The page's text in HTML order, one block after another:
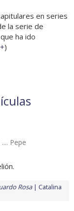
en series
la serie de
ha ido
+)
Pepe
Rosa
Catalina